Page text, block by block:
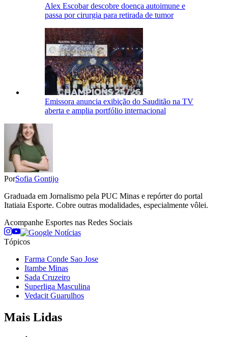
Alex Escobar descobre doença autoimune e
passa por cirurgia para retirada de tumor
Emissora anuncia exibição do Sauditão na TV
aberta e amplia portfólio internacional
PorSofia Gontijo
Graduada em Jornalismo pela PUC Minas e repórter do portal
Itatiaia Esporte. Cobre outras modalidades, especialmente vôlei.
Acompanhe Esportes nas Redes Sociais
Tópicos
Farma Conde Sao Jose
Itambe Minas
Sada Cruzeiro
Superliga Masculina
Vedacit Guarulhos
Mais Lidas